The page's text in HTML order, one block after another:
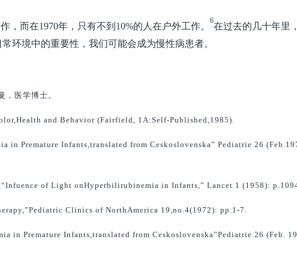
，而在1970年，只有不到10%的人在户外工作。
6
在过去的几十年里
环境中的重要性，我们可能会成为慢性病患者。
医学博士。
and Behavior (Fairfield, 1A:Self-Published,1985).
in Premature Infants,translated from Ceskoslovenska” Pediatrie 26
of Light onHyperbilirubinemia in Infants,” Lancet 1 (1958):
Clinics of NorthAmerica 19,no.4(1972): pp.1-7.
in Premature Infants,translated from Ceskoslovenska”Pediatrie 26 (Feb.